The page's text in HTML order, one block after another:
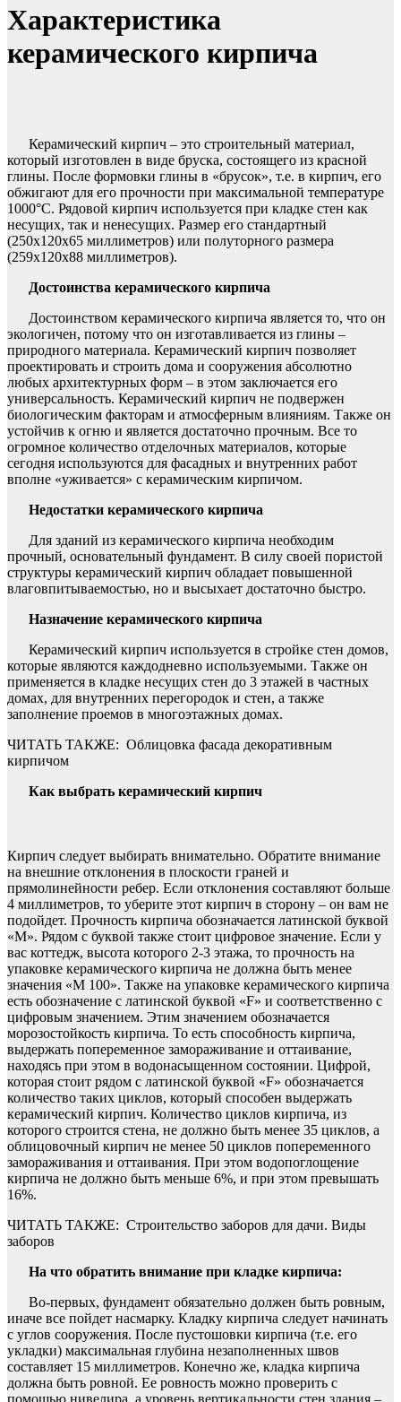
Характеристика
керамического кирпича
Керамический кирпич – это строительный материал,
который изготовлен в виде бруска, состоящего из красной
глины. После формовки глины в «брусок», т.е. в кирпич, его
обжигают для его прочности при максимальной температуре
1000°C. Рядовой кирпич используется при кладке стен как
несущих, так и ненесущих. Размер его стандартный
(250x120x65 миллиметров) или полуторного размера
(259x120x88 миллиметров).
Достоинства керамического кирпича
Достоинством керамического кирпича является то, что он
экологичен, потому что он изготавливается из глины –
природного материала. Керамический кирпич позволяет
проектировать и строить дома и сооружения абсолютно
любых архитектурных форм – в этом заключается его
универсальность. Керамический кирпич не подвержен
биологическим факторам и атмосферным влияниям. Также он
устойчив к огню и является достаточно прочным. Все то
огромное количество отделочных материалов, которые
сегодня используются для фасадных и внутренних работ
вполне «уживается» с керамическим кирпичом.
Недостатки керамического кирпича
Для зданий из керамического кирпича необходим
прочный, основательный фундамент. В силу своей пористой
структуры керамический кирпич обладает повышенной
влаговпитываемостью, но и высыхает достаточно быстро.
Назначение керамического кирпича
Керамический кирпич используется в стройке стен домов,
которые являются каждодневно используемыми. Также он
применяется в кладке несущих стен до 3 этажей в частных
домах, для внутренних перегородок и стен, а также
заполнение проемов в многоэтажных домах.
ЧИТАТЬ ТАКЖЕ: Облицовка фасада декоративным
кирпичом
Как выбрать керамический кирпич
Кирпич следует выбирать внимательно. Обратите внимание
на внешние отклонения в плоскости граней и
прямолинейности ребер. Если отклонения составляют больше
4 миллиметров, то уберите этот кирпич в сторону – он вам не
подойдет. Прочность кирпича обозначается латинской буквой
«М». Рядом с буквой также стоит цифровое значение. Если у
вас коттедж, высота которого 2-3 этажа, то прочность на
упаковке керамического кирпича не должна быть менее
значения «M 100». Также на упаковке керамического кирпича
есть обозначение с латинской буквой «F» и соответственно с
цифровым значением. Этим значением обозначается
морозостойкость кирпича. То есть способность кирпича,
выдержать попеременное замораживание и оттаивание,
находясь при этом в водонасыщенном состоянии. Цифрой,
которая стоит рядом с латинской буквой «F» обозначается
количество таких циклов, который способен выдержать
керамический кирпич. Количество циклов кирпича, из
которого строится стена, не должно быть менее 35 циклов, а
облицовочный кирпич не менее 50 циклов попеременного
замораживания и оттаивания. При этом водопоглощение
кирпича не должно быть меньше 6%, и при этом превышать
16%.
ЧИТАТЬ ТАКЖЕ: Строительство заборов для дачи. Виды
заборов
На что обратить внимание при кладке кирпича:
Во-первых, фундамент обязательно должен быть ровным,
иначе все пойдет насмарку. Кладку кирпича следует начинать
с углов сооружения. После пустошовки кирпича (т.е. его
укладки) максимальная глубина незаполненных швов
составляет 15 миллиметров. Конечно же, кладка кирпича
должна быть ровной. Ее ровность можно проверить с
помощью нивелира, а уровень вертикальности стен здания –